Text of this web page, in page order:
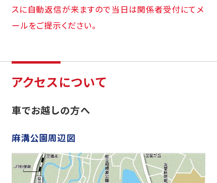
スに自動返信が来ますので当日は関係者受付にてメ
ールをご提示ください。
アクセスについて
車でお越しの方へ
麻溝公園周辺図